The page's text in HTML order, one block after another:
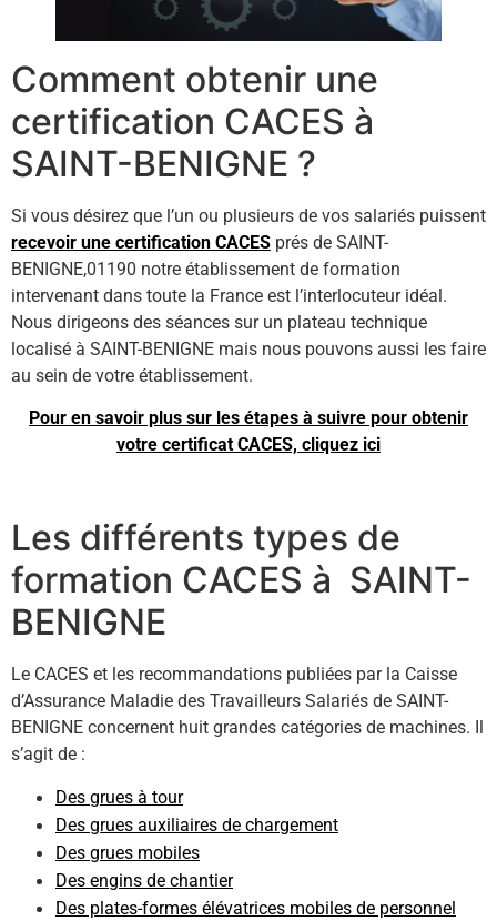
Comment obtenir une
certification CACES à
SAINT-BENIGNE ?
Si vous désirez que l’un ou plusieurs de vos salariés puissent
recevoir une certification CACES prés de SAINT-
BENIGNE,01190 notre établissement de formation
intervenant dans toute la France est l’interlocuteur idéal.
Nous dirigeons des séances sur un plateau technique
localisé à SAINT-BENIGNE mais nous pouvons aussi les faire
au sein de votre établissement.
Pour en savoir plus sur les étapes à suivre pour obtenir
votre certificat CACES, cliquez ici
Les différents types de
formation CACES à SAINT-
BENIGNE
Le CACES et les recommandations publiées par la Caisse
d’Assurance Maladie des Travailleurs Salariés de SAINT-
BENIGNE concernent huit grandes catégories de machines. Il
s’agit de :
Des grues à tour
Des grues auxiliaires de chargement
Des grues mobiles
Des engins de chantier
Des plates-formes élévatrices mobiles de personnel